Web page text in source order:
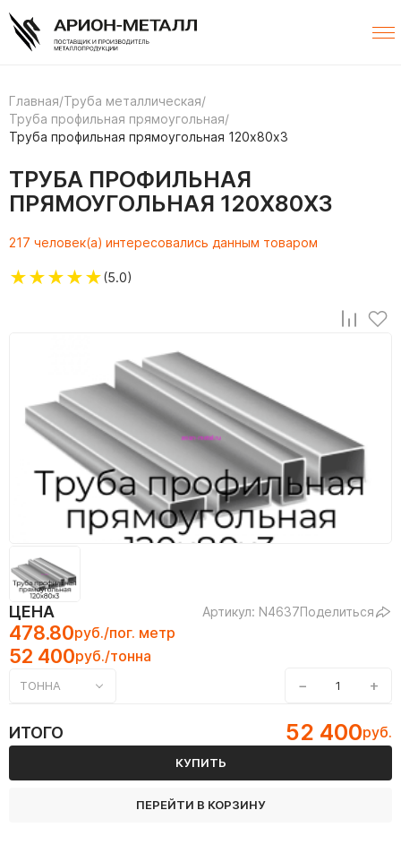
Главная/Труба металлическая/
Труба профильная прямоугольная/
Труба профильная прямоугольная 120х80х3
ТРУБА ПРОФИЛЬНАЯ
ПРЯМОУГОЛЬНАЯ 120Х80Х3
217 человек(а) интересовались данным товаром
★★★★★(5.0)
ЦЕНА Артикул: N4637Поделиться
478.80руб./пог. метр
52 400руб./тонна
ТОННА − +
ИТОГО 52 400руб.
КУПИТЬ
ПЕРЕЙТИ В КОРЗИНУ